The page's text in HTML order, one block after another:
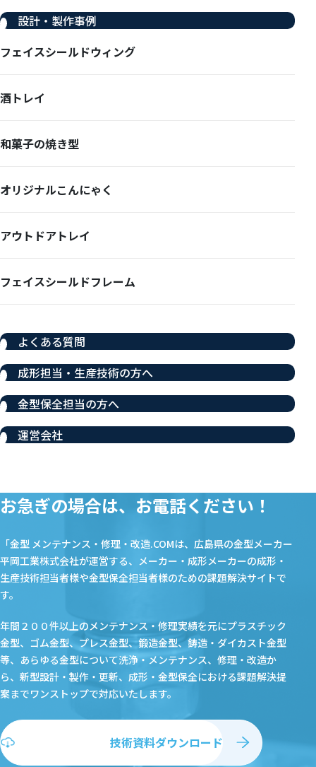
設計・製作事例
フェイスシールドウィング
酒トレイ
和菓子の焼き型
オリジナルこんにゃく
アウトドアトレイ
フェイスシールドフレーム
よくある質問
成形担当・生産技術の方へ
金型保全担当の方へ
運営会社
お急ぎの場合は、お電話ください！
「金型 メンテナンス・修理・改造.COMは、広島県の金型メーカー
平岡工業株式会社が運営する、メーカー・成形メーカーの成形・
生産技術担当者様や金型保全担当者様のための課題解決サイトで
す。
年間２００件以上のメンテナンス・修理実績を元にプラスチック
金型、ゴム金型、プレス金型、鍛造金型、鋳造・ダイカスト金型
等、あらゆる金型について洗浄・メンテナンス、修理・改造か
ら、新型設計・製作・更新、成形・金型保全における課題解決提
案までワンストップで対応いたします。
技術資料ダウンロード